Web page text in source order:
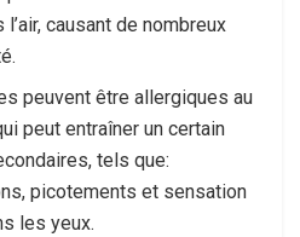
causant de nombreux
peuvent être allergiques au
peut entraîner un certain
tels que:
picotements et sensation
les yeux.